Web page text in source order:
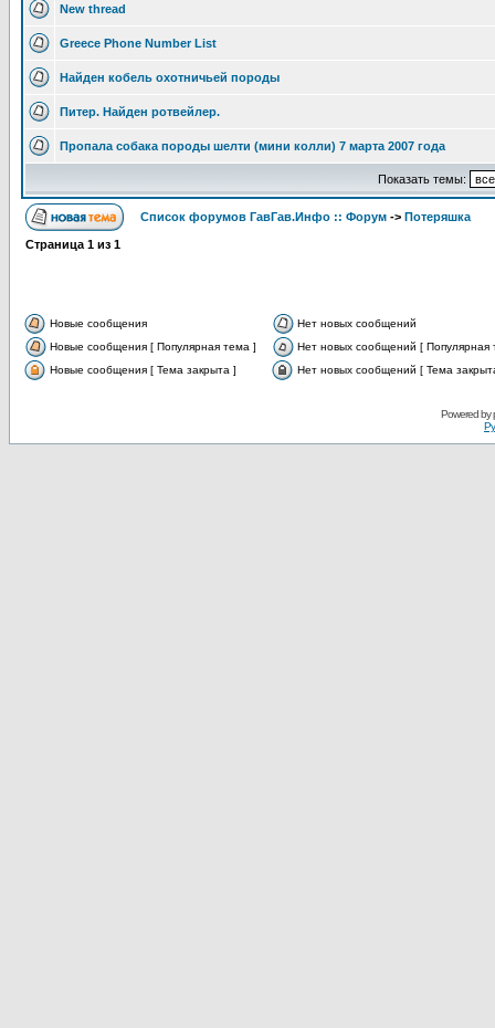
New thread
Greece Phone Number List
Найден кобель охотничьей породы
Питер. Найден ротвейлер.
Пропала собака породы шелти (мини колли) 7 марта 2007 года
Показать темы:
Список форумов ГавГав.Инфо :: Форум -> Потеряшка
Страница 1 из 1
Новые сообщения
Нет новых сообщений
Новые сообщения [ Популярная тема ]
Нет новых сообщений [ Популярная
Новые сообщения [ Тема закрыта ]
Нет новых сообщений [ Тема
Powered by